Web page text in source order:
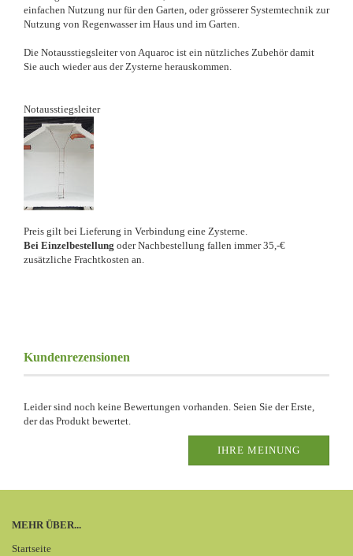
einfachen Nutzung nur für den Garten, oder grösserer Systemtechnik zur
Nutzung von Regenwasser im Haus und im Garten.
Die Notausstiegsleiter von Aquaroc ist ein nützliches Zubehör damit
Sie auch wieder aus der Zysterne herauskommen.
Notausstiegsleiter
Preis gilt bei Lieferung in Verbindung eine Zysterne.
Bei Einzelbestellung oder Nachbestellung fallen immer 35,-€
zusätzliche Frachtkosten an.
Kundenrezensionen
Leider sind noch keine Bewertungen vorhanden. Seien Sie der Erste,
der das Produkt bewertet.
IHRE MEINUNG
MEHR ÜBER...
Startseite